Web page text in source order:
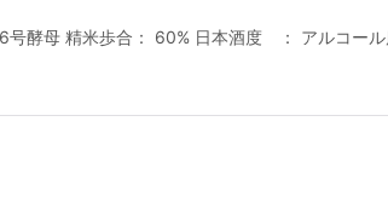
酵母 精米歩合： 60% 日本酒度 ： アルコー